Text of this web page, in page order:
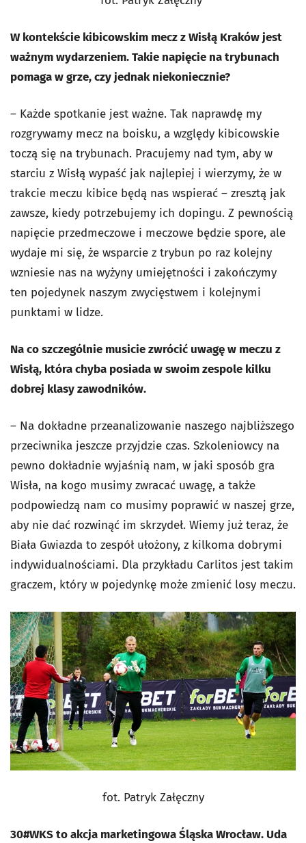
W kontekście kibicowskim mecz z Wisłą Kraków jest
ważnym wydarzeniem. Takie napięcie na trybunach
pomaga w grze, czy jednak niekoniecznie?
– Każde spotkanie jest ważne. Tak naprawdę my
rozgrywamy mecz na boisku, a względy kibicowskie
toczą się na trybunach. Pracujemy nad tym, aby w
starciu z Wisłą wypaść jak najlepiej i wierzymy, że w
trakcie meczu kibice będą nas wspierać – zresztą jak
zawsze, kiedy potrzebujemy ich dopingu. Z pewnością
napięcie przedmeczowe i meczowe będzie spore, ale
wydaje mi się, że wsparcie z trybun po raz kolejny
wzniesie nas na wyżyny umiejętności i zakończymy
ten pojedynek naszym zwycięstwem i kolejnymi
punktami w lidze.
Na co szczególnie musicie zwrócić uwagę w meczu z
Wisłą, która chyba posiada w swoim zespole kilku
dobrej klasy zawodników.
– Na dokładne przeanalizowanie naszego najbliższego
przeciwnika jeszcze przyjdzie czas. Szkoleniowcy na
pewno dokładnie wyjaśnią nam, w jaki sposób gra
Wisła, na kogo musimy zwracać uwagę, a także
podpowiedzą nam co musimy poprawić w naszej grze,
aby nie dać rozwinąć im skrzydeł. Wiemy już teraz, że
Biała Gwiazda to zespół ułożony, z kilkoma dobrymi
indywidualnościami. Dla przykładu Carlitos jest takim
graczem, który w pojedynkę może zmienić losy meczu.
fot. Patryk Załęczny
30#WKS to akcja marketingowa Śląska Wrocław. Uda